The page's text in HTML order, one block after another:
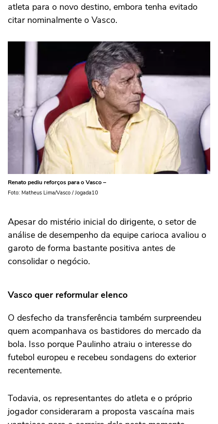
atleta para o novo destino, embora tenha evitado
citar nominalmente o Vasco.
Renato pediu reforços para o Vasco –
Foto: Matheus Lima/Vasco / Jogada10
Apesar do mistério inicial do dirigente, o setor de
análise de desempenho da equipe carioca avaliou o
garoto de forma bastante positiva antes de
consolidar o negócio.
Vasco quer reformular elenco
O desfecho da transferência também surpreendeu
quem acompanhava os bastidores do mercado da
bola. Isso porque Paulinho atraiu o interesse do
futebol europeu e recebeu sondagens do exterior
recentemente.
Todavia, os representantes do atleta e o próprio
jogador consideraram a proposta vascaína mais